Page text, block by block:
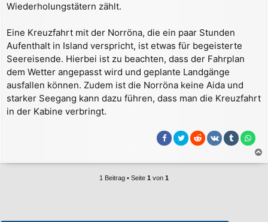
Wiederholungstätern zählt.
Eine Kreuzfahrt mit der Norröna, die ein paar Stunden
Aufenthalt in Island verspricht, ist etwas für begeisterte
Seereisende. Hierbei ist zu beachten, dass der Fahrplan
dem Wetter angepasst wird und geplante Landgänge
ausfallen können. Zudem ist die Norröna keine Aida und
starker Seegang kann dazu führen, dass man die Kreuzfahrt
in der Kabine verbringt.
a
1 Beitrag • Seite 1 von 1